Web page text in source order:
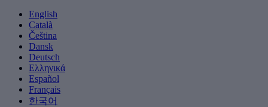
English
Català
Čeština
Dansk
Deutsch
Ελληνικά
Español
Français
한국어